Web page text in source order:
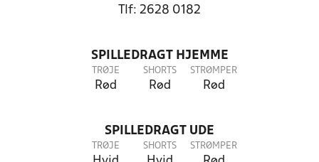
Tlf: 2628 0182
SPILLEDRAGT HJEMME
TRØJE
Rød
SHORTS
Rød
STRØMPER
Rød
SPILLEDRAGT UDE
TRØJE SHORTS STRØMPER